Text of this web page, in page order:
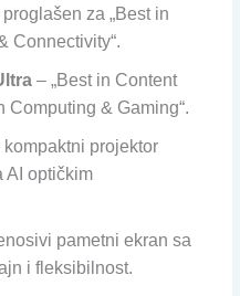
za „Best in
Connectivity“.
– „Best in Content
Computing & Gaming“.
projektor
AI optičkim
pametni ekran sa
i fleksibilnost.